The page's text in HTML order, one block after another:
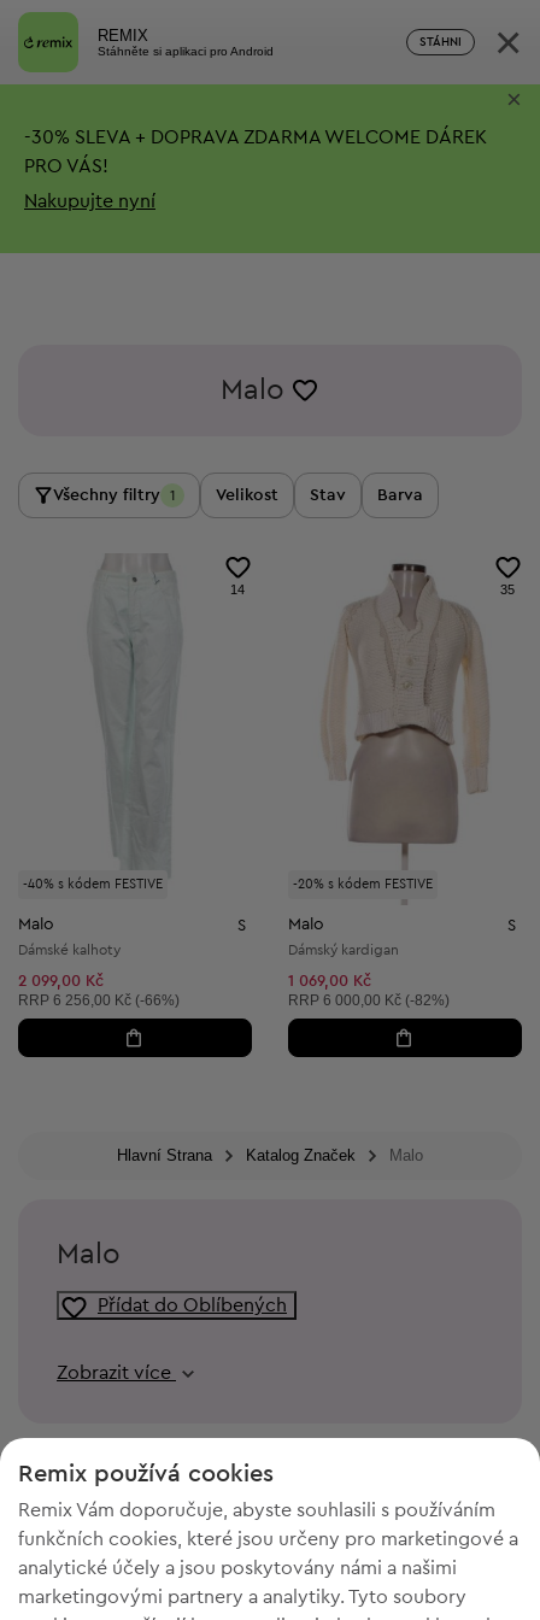
REMIX
Stáhněte si aplikaci pro Android
STÁHNI ×
-30% SLEVA + DOPRAVA ZDARMA WELCOME DÁREK
PRO VÁS!
Nakupujte nyní
×
Malo
Všechny filtry 1 Velikost Stav Barva
-40% s kódem FESTIVE
14
Malo S
Dámské kalhoty
2 099,00 Kč
Doporučená cena:
RRP 6 256,00 Kč (-66%)
-20% s kódem FESTIVE
35
Malo S
Dámský kardigan
1 069,00 Kč
Doporučená cena:
RRP 6 000,00 Kč (-82%)
Hlavní Strana Katalog Značek Malo
Malo
Přídat do Oblíbených
Zobrazit více
Remix používá cookies
Remix Vám doporučuje, abyste souhlasili s používáním
funkčních cookies, které jsou určeny pro marketingové a
analytické účely a jsou poskytovány námi a našimi
marketingovými partnery a analytiky. Tyto soubory